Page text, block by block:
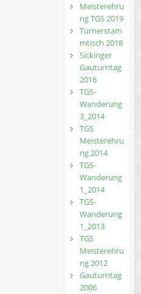
Meisterehru
ng TGS 2019
Turnerstam
mtisch 2018
Sickinger
Gauturntag
2016
TGS-
Wanderung
3_2014
TGS
Meisterehru
ng 2014
TGS-
Wanderung
1_2014
TGS-
Wanderung
1_2013
TGS
Meisterehru
ng 2012
Gauturntag
2006